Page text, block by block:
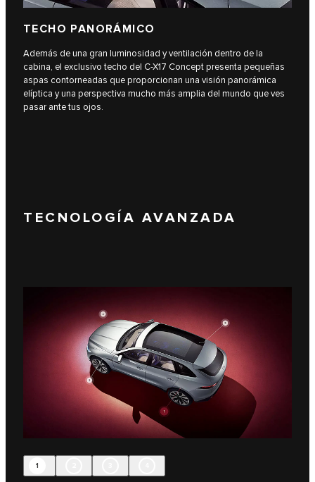
TECHO PANORÁMICO
Además de una gran luminosidad y ventilación dentro de la
cabina, el exclusivo techo del C-X17 Concept presenta pequeñas
aspas contorneadas que proporcionan una visión panorámica
elíptica y una perspectiva mucho más amplia del mundo que ves
pasar ante tus ojos.
TECNOLOGÍA AVANZADA
1